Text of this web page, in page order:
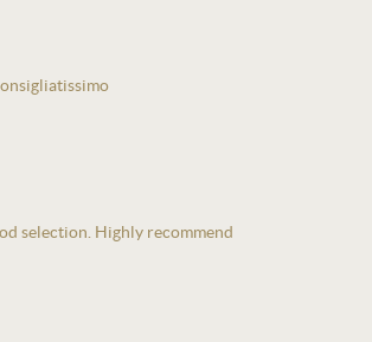
selection. Highly recommend